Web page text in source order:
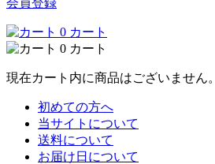
0 カート
0 カート
現在カート内に商品はございません。
初めての方へ
当サイトについて
送料について
お届け日について